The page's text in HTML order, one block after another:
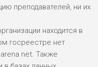
ОБЗОР
преподавателей, ни их
находится в
госреестре нет
net. Также